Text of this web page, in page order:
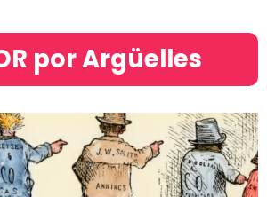
por Argüelles​